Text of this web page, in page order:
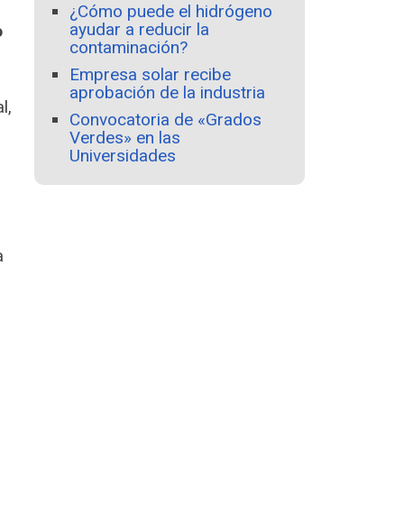
¿Cómo puede el hidrógeno
ayudar a reducir la
contaminación?
Empresa solar recibe
aprobación de la industria
Convocatoria de «Grados
Verdes» en las
Universidades